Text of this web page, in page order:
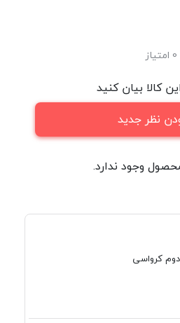
کالا بیان کنید
نظر جدید
وجود ندارد.
کرواسی